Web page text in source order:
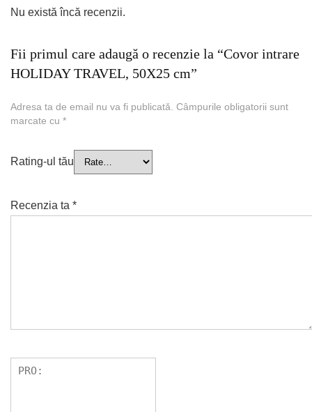
Nu există încă recenzii.
Fii primul care adaugă o recenzie la “Covor intrare
HOLIDAY TRAVEL, 50X25 cm”
Adresa ta de email nu va fi publicată. Câmpurile obligatorii sunt
marcate cu *
Rating-ul tău
Recenzia ta *